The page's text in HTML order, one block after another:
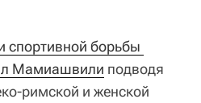
спортивной борьбы
Мамиашвили подводя
римской и женской